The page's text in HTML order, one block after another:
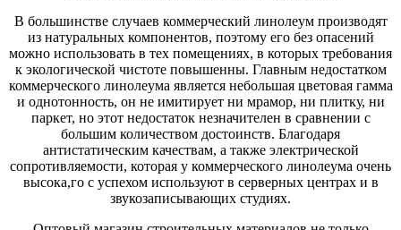
В большинстве случаев коммерческий линолеум производят
из натуральных компонентов, поэтому его без опасений
можно использовать в тех помещениях, в которых требования
к экологической чистоте повышенны. Главным недостатком
коммерческого линолеума является небольшая цветовая гамма
и однотонность, он не имитирует ни мрамор, ни плитку, ни
паркет, но этот недостаток незначителен в сравнении с
большим количеством достоинств. Благодаря
антистатическим качествам, а также электрической
сопротивляемости, которая у коммерческого линолеума очень
высока,го с успехом используют в серверных центрах и в
звукозаписывающих студиях.